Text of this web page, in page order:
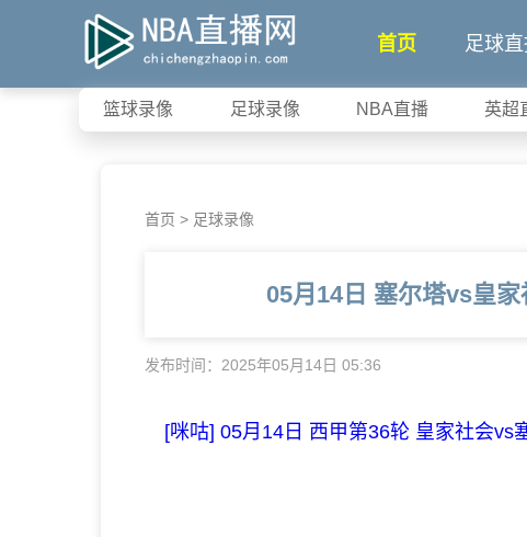
首页 足球
篮球录像 足球录像 NBA直播 英超
首页 > 足球录像
05月14日 塞尔塔vs皇
发布时间：2025年05月14日 05:36
[咪咕] 05月14日 西甲第36轮 皇家社会vs